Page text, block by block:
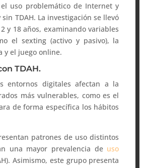
uso problemático de Internet y
sin TDAH. La investigación se llevó
y 18 años, examinando variables
el sexting (activo y pasivo), la
y el juego online.
TDAH.
entornos digitales afectan a la
más vulnerables, como es el
de forma específica los hábitos
patrones de uso distintos
una mayor prevalencia de uso
Asimismo, este grupo presenta